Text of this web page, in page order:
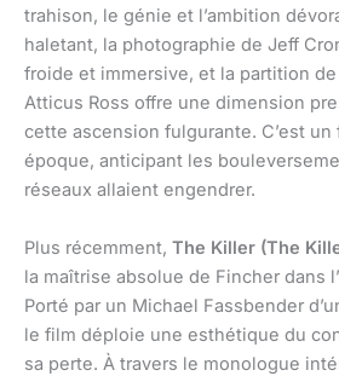
trahison, le génie et l’ambition
haletant, la photographie de Jeff
froide et immersive, et la partition
Atticus Ross offre une dimension
cette ascension fulgurante. C’est un
époque, anticipant les
réseaux allaient engendrer.
Plus récemment, The Killer (The
la maîtrise absolue de Fincher dans
Porté par un Michael Fassbender
le film déploie une esthétique du
sa perte. À travers le monologue